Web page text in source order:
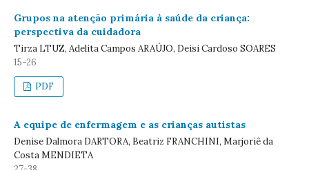
Grupos na atenção primária à saúde da criança:
perspectiva da cuidadora
Tirza LTUZ, Adelita Campos ARAÚJO, Deisi Cardoso SOARES
15-26
PDF
A equipe de enfermagem e as crianças autistas
Denise Dalmora DARTORA, Beatriz FRANCHINI, Marjoriê da
Costa MENDIETA